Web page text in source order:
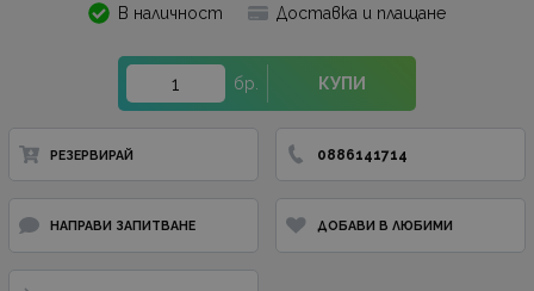
В наличност Доставка и плащане
бр. КУПИ
РЕЗЕРВИРАЙ 0886141714
НАПРАВИ ЗАПИТВАНЕ ДОБАВИ В ЛЮБИМИ